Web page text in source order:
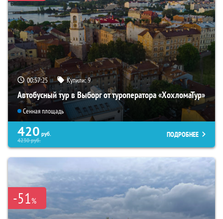
00:57:23 Купили:9
Автобусный тур в Выборг от туроператора «ХохломаТур»
Сенная площадь
420 руб.
4230руб.
ПОДРОБНЕЕ
-51%